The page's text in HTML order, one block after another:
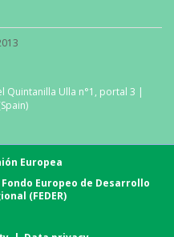
Quintanilla Ulla n°1, portal 3 |
Europea
Europeo de Desarrollo
(FEDER)